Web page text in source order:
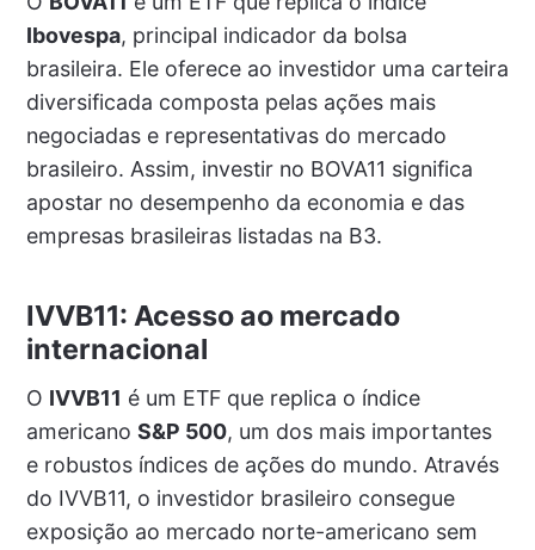
Ibovespa, principal indicador da bolsa
brasileira. Ele oferece ao investidor uma carteira
diversificada composta pelas ações mais
negociadas e representativas do mercado
brasileiro. Assim, investir no BOVA11 significa
apostar no desempenho da economia e das
empresas brasileiras listadas na B3.
IVVB11: Acesso ao mercado
internacional
O IVVB11 é um ETF que replica o índice
americano S&P 500, um dos mais importantes
e robustos índices de ações do mundo. Através
do IVVB11, o investidor brasileiro consegue
exposição ao mercado norte-americano sem